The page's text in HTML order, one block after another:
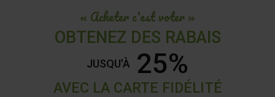
« Acheter c'est voter »
OBTENEZ DES RABAIS
JUSQU'À 25%
AVEC LA CARTE FIDÉLITÉ